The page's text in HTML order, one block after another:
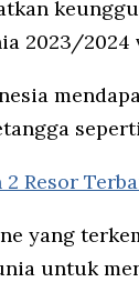
2023/2024
Resor
yang
untuk